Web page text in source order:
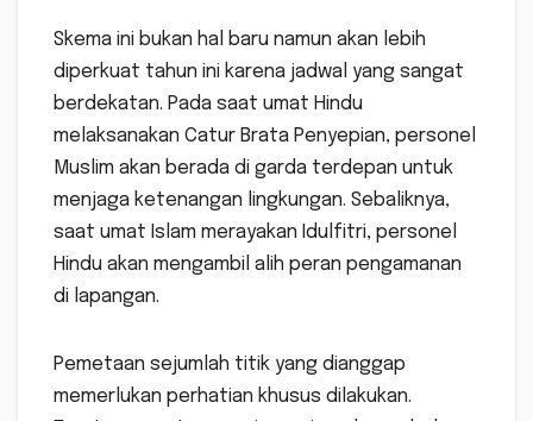
Skema ini bukan hal baru namun akan lebih
diperkuat tahun ini karena jadwal yang sangat
berdekatan. Pada saat umat Hindu
melaksanakan Catur Brata Penyepian, personel
Muslim akan berada di garda terdepan untuk
menjaga ketenangan lingkungan. Sebaliknya,
saat umat Islam merayakan Idulfitri, personel
Hindu akan mengambil alih peran pengamanan
di lapangan.
Pemetaan sejumlah titik yang dianggap
memerlukan perhatian khusus dilakukan.